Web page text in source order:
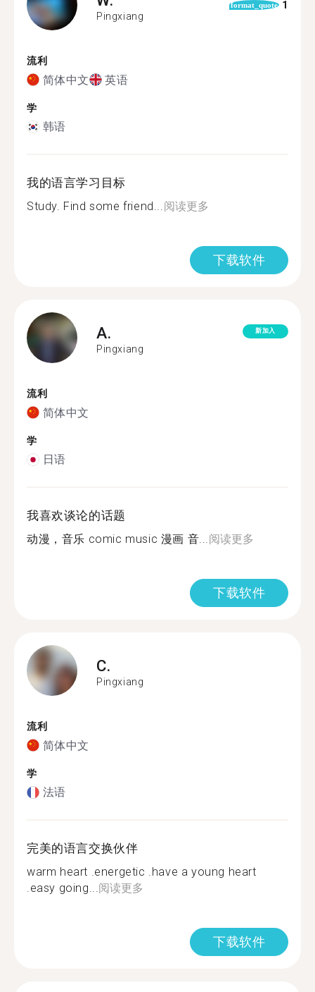
Pingxiang
format_quote 1
流利
简体中文 英语
学
韩语
我的语言学习目标
Study. Find some friend...阅读更多
下载软件
A.
Pingxiang
新加入
流利
简体中文
学
日语
我喜欢谈论的话题
动漫，音乐 comic music 漫画 音...阅读更多
下载软件
C.
Pingxiang
流利
简体中文
学
法语
完美的语言交换伙伴
warm heart .energetic .have a young heart
.easy going...阅读更多
下载软件